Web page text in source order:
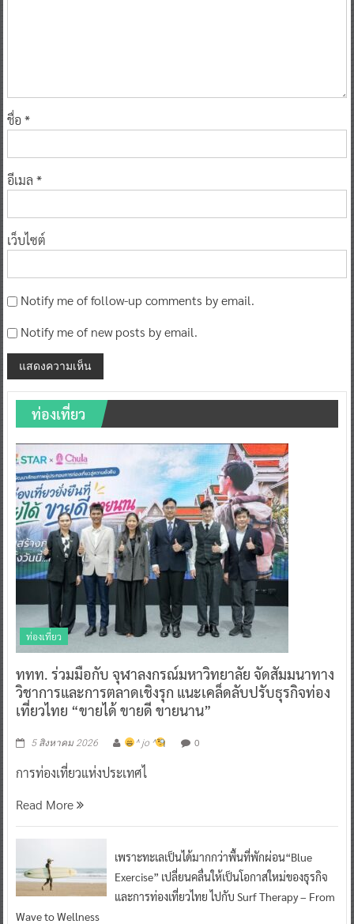
Notify me of new posts by email.
ท่องเที่ยว
ท่องเที่ยว
ททท. ร่วมมือกับ จุฬาลงกรณ์มหาวิทยาลัย จัดสัมมนาทาง
วิชาการและการตลาดเชิงรุก แนะเคล็ดลับปรับธุรกิจท่อง
เที่ยวไทย “ขายได้ ขายดี ขายนาน”
5 สิงหาคม 2026 ^ jo ^ 0
การท่องเที่ยวแห่งประเทศไ
Read More
และการท่องเที่ยวไทย ไปกับ Surf Therapy – From
Wave to Wellness
0